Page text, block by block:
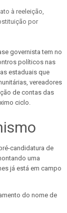
à reeleição,
por
governista tem no
políticos nas
estaduais que
vereadores
de contas das
ciclo.
candidatura de
uma
já está em campo
do nome de